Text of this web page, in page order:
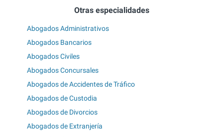
Otras especialidades
Abogados Administrativos
Abogados Bancarios
Abogados Civiles
Abogados Concursales
Abogados de Accidentes de Tráfico
Abogados de Custodia
Abogados de Divorcios
Abogados de Extranjería